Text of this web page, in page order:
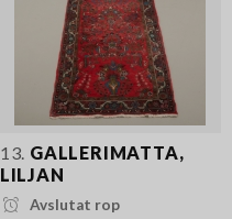
13. GALLERIMATTA,
LILJAN
Avslutat rop